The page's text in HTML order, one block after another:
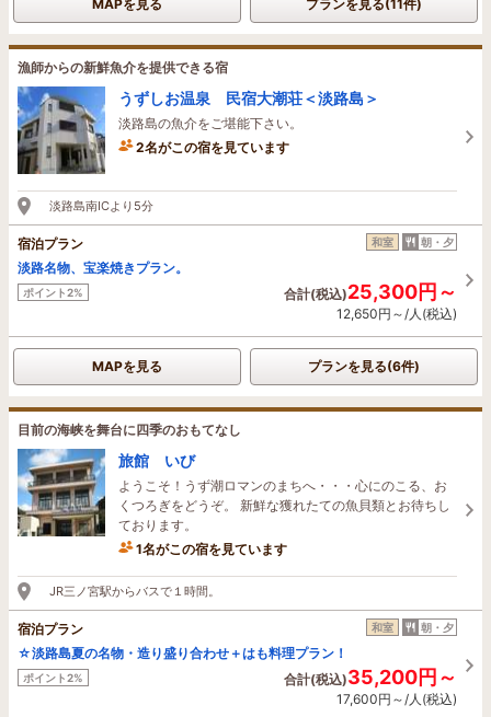
MAPを見る プランを見る(11件)
漁師からの新鮮魚介を提供できる宿
うずしお温泉 民宿大潮荘＜淡路島＞
淡路島の魚介をご堪能下さい。
2名がこの宿を見ています
淡路島南ICより5分
宿泊プラン 和室 朝・夕
淡路名物、宝楽焼きプラン。
ポイント2% 合計(税込)25,300円～
12,650円～/人(税込)
MAPを見る プランを見る(6件)
目前の海峡を舞台に四季のおもてなし
旅館 いび
ようこそ！うず潮ロマンのまちへ・・・心にのこる、お
くつろぎをどうぞ。 新鮮な獲れたての魚貝類とお待ちし
ております。
1名がこの宿を見ています
たった今予約されました
JR三ノ宮駅からバスで１時間。
宿泊プラン 和室 朝・夕
☆淡路島夏の名物・造り盛り合わせ＋はも料理プラン！
ポイント2% 合計(税込)35,200円～
17,600円～/人(税込)